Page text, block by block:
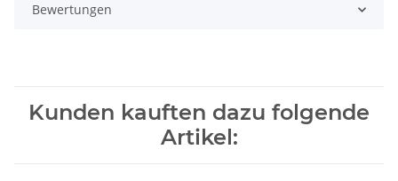
Bewertungen
Kunden kauften dazu folgende
Artikel: